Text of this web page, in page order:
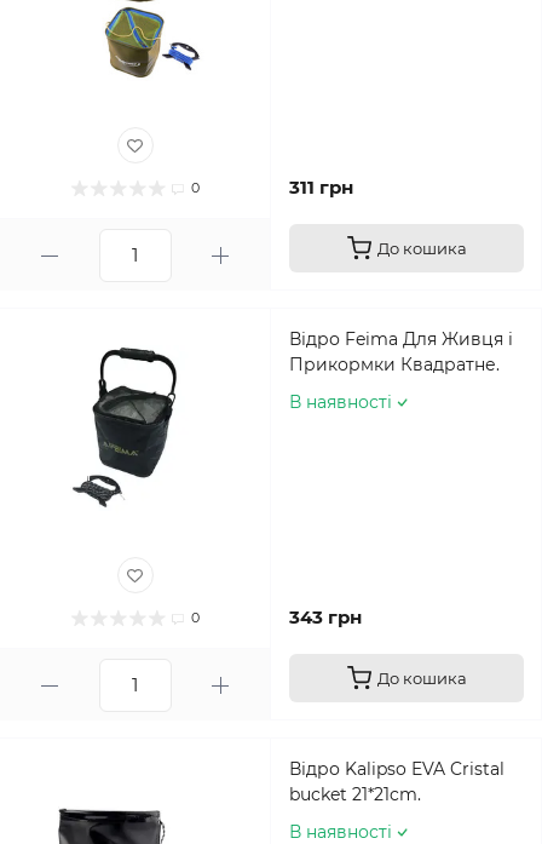
0 311 грн
До кошика
0
Відро Feima Для Живця і
Прикормки Квадратне.
В наявності
343 грн
До кошика
Відро Kalipso EVA Cristal
bucket 21*21cm.
В наявності